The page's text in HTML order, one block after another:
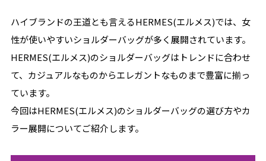
ハイブランドの王道とも言えるHERMES(エルメス)では、女
性が使いやすいショルダーバッグが多く展開されています。
HERMES(エルメス)のショルダーバッグはトレンドに合わせ
て、カジュアルなものからエレガントなものまで豊富に揃っ
ています。
今回はHERMES(エルメス)のショルダーバッグの選び方やカ
ラー展開についてご紹介します。